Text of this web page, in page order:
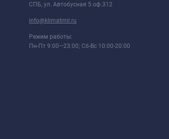
СПБ, ул. Автобусная 5 оф.312
info@klimatmir.ru
Режим работы:
Пн-Пт 9:00—23:00; Сб-Вс 10:00-20:00